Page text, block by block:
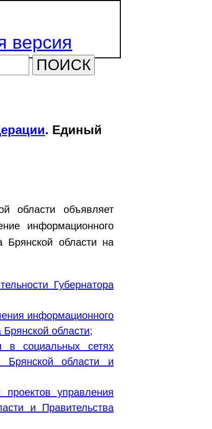
версия
ПОИСК
. Единый
области объявляет
информационного
Брянской области на
Губернатора
информационного
области;
в социальных сетях
Брянской области и
управления
и Правительства